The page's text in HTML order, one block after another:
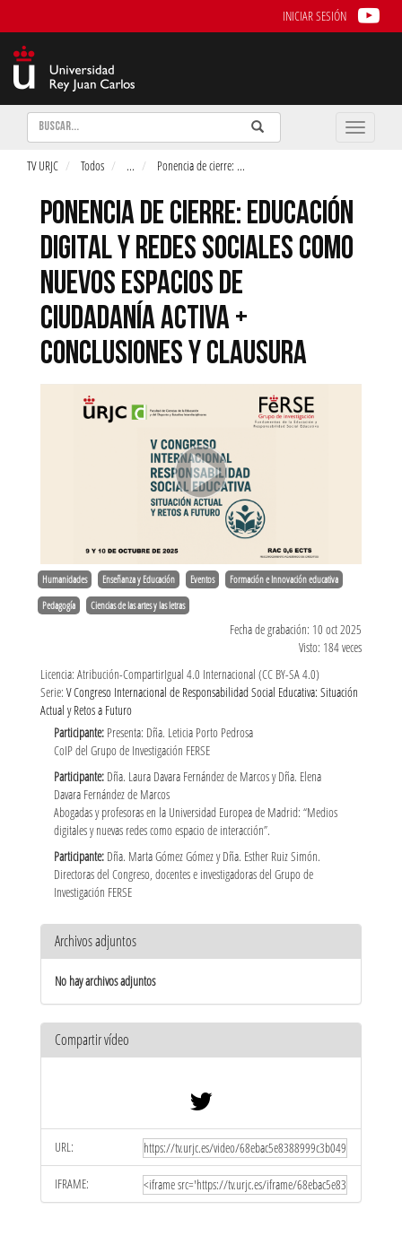
INICIAR SESIÓN
Buscar Enviar
Buscar
Toggle
TV URJC Todos ... Ponencia de cierre: ...
PONENCIA DE CIERRE: EDUCACIÓN
DIGITAL Y REDES SOCIALES COMO
NUEVOS ESPACIOS DE
CIUDADANÍA ACTIVA +
CONCLUSIONES Y CLAUSURA
Humanidades Enseñanza y Educación Eventos Formación e Innovación educativa
Pedagogía Ciencias de las artes y las letras
Fecha de grabación: 10 oct 2025
Visto: 184 veces
Licencia: Atribución-CompartirIgual 4.0 Internacional (CC BY-SA 4.0)
Serie: V Congreso Internacional de Responsabilidad Social Educativa: Situación
Actual y Retos a Futuro
Participante: Presenta: Dña. Leticia Porto Pedrosa
CoIP del Grupo de Investigación FERSE
Participante: Dña. Laura Davara Fernández de Marcos y Dña. Elena
Davara Fernández de Marcos
Abogadas y profesoras en la Universidad Europea de Madrid: “Medios
digitales y nuevas redes como espacio de interacción”.
Participante: Dña. Marta Gómez Gómez y Dña. Esther Ruiz Simón.
Directoras del Congreso, docentes e investigadoras del Grupo de
Investigación FERSE
Archivos adjuntos
No hay archivos adjuntos
Compartir vídeo
URL:
IFRAME: